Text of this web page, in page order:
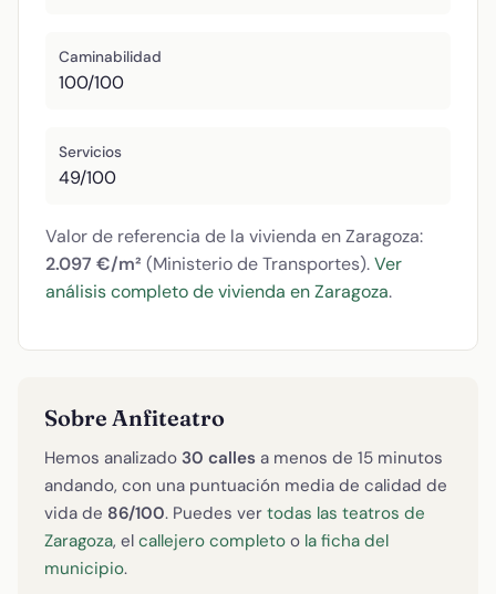
Caminabilidad
100/100
Servicios
49/100
Valor de referencia de la vivienda en Zaragoza:
2.097 €/m² (Ministerio de Transportes).Ver
análisis completo de vivienda en Zaragoza.
Sobre Anfiteatro
Hemos analizado 30 calles a menos de 15 minutos
andando, con una puntuación media de calidad de
vida de 86/100. Puedes ver todas las teatros de
Zaragoza, el callejero completo o la ficha del
municipio.